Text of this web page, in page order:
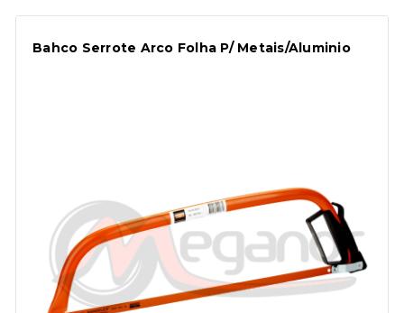
Bahco Serrote Arco Folha P/ Metais/Aluminio